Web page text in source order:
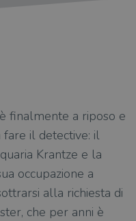
finalmente a riposo e
fare il detective: il
Krantze e la
occupazione a
alla richiesta di
che per anni è